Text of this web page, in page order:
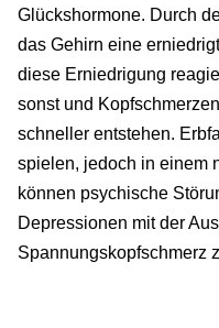
Glückshormone. Durch
das Gehirn eine
diese Erniedrigung
sonst und
schneller entstehen.
spielen, jedoch in einem
können psychische
Depressionen mit der
Spannungskopfschmerz